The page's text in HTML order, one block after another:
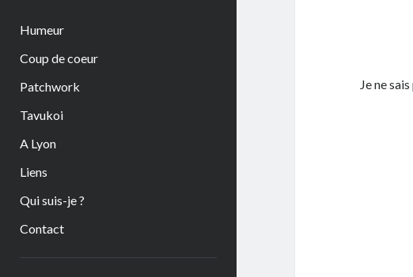
Humeur
Coup de coeur
Patchwork
Tavukoi
A Lyon
Liens
Qui suis-je ?
Contact
Je ne